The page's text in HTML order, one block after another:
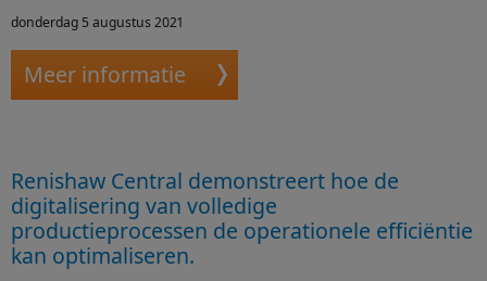
donderdag 5 augustus 2021
Meer informatie
Renishaw Central demonstreert hoe de
digitalisering van volledige
productieprocessen de operationele efficiëntie
kan optimaliseren.